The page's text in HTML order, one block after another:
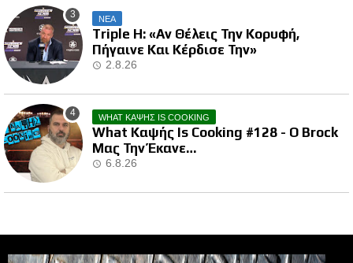
ΝΕΑ
Triple H: «Αν Θέλεις Την Κορυφή,
Πήγαινε Και Κέρδισε Την»
2.8.26
WHAT ΚΑΨΗΣ IS COOKING
What Καψής Is Cooking #128 - Ο Brock
Μας Την Έκανε…
6.8.26